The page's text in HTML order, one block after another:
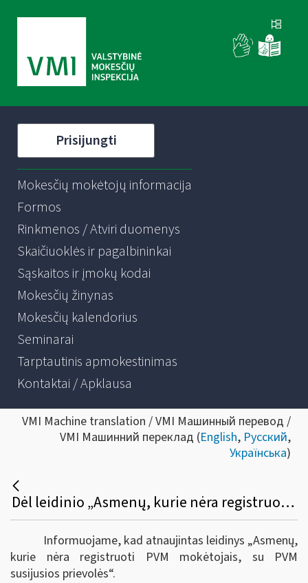
Prisijungti
Mokesčių mokėtojų informacija
Formos
Rinkmenos / Atviri duomenys
Skaičiuoklės ir pagalbininkai
Sąskaitos ir įmokų kodai
Mokesčių žinynas
Mokesčių kalendorius
Seminarai
Tarptautinis apmokestinimas
Kontaktai / Apklausa
VMI Machine translation / VMI Машинный перевод /
VMI Машинний переклад (English, Русский,
Українська)
Dėl leidinio „Asmenų, kurie nėra registruoti PVM mokėtojais, su PVM susijusios prievolės“ atnaujinimo
Informuojame, kad atnaujintas leidinys „Asmenų,
kurie nėra registruoti PVM mokėtojais, su PVM
susijusios prievolės“.